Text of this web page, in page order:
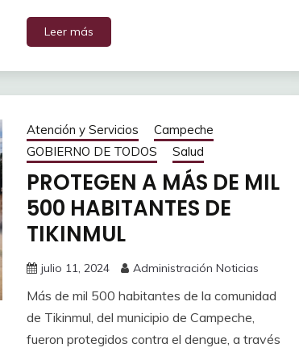
Leer más
Atención y Servicios
Campeche
GOBIERNO DE TODOS
Salud
PROTEGEN A MÁS DE MIL
500 HABITANTES DE
TIKINMUL
julio 11, 2024 Administración Noticias
Más de mil 500 habitantes de la comunidad
de Tikinmul, del municipio de Campeche,
fueron protegidos contra el dengue, a través